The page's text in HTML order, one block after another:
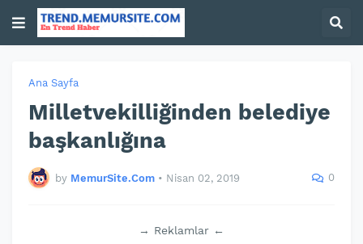
Ana Sayfa
Milletvekilliğinden belediye
başkanlığına
by MemurSite.Com • Nisan 02, 2019 0
→ Reklamlar ←